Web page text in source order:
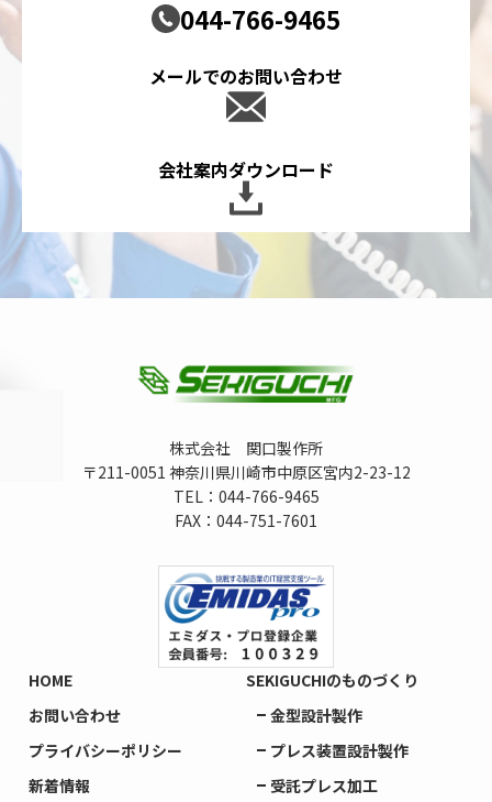
044-766-9465
メールでのお問い合わせ
会社案内ダウンロード
株式会社 関口製作所
〒211-0051 神奈川県川崎市中原区宮内2-23-12
TEL：044-766-9465
FAX：044-751-7601
HOME
お問い合わせ
プライバシーポリシー
新着情報
SEKIGUCHIのものづくり
金型設計製作
プレス装置設計製作
受託プレス加工